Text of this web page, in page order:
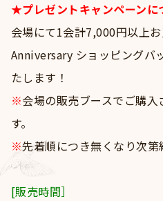
★プレゼントキャンペーン
会場にて1会計7,000円以上
Anniversary ショッピングバ
たします！
※会場の販売ブースでご購
す。
※先着順につき無くなり次第
[販売時間］